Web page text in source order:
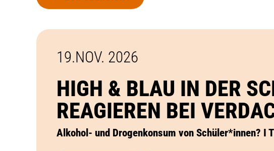
19.NOV. 2026
HIGH & BLAU IN DER
REAGIEREN BEI
Alkohol- und Drogenkonsum von Schüler*innen? I